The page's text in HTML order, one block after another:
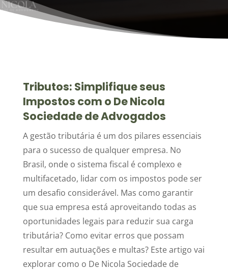
Tributos: Simplifique seus
Impostos com o De Nicola
Sociedade de Advogados
A gestão tributária é um dos pilares essenciais
para o sucesso de qualquer empresa. No
Brasil, onde o sistema fiscal é complexo e
multifacetado, lidar com os impostos pode ser
um desafio considerável. Mas como garantir
que sua empresa está aproveitando todas as
oportunidades legais para reduzir sua carga
tributária? Como evitar erros que possam
resultar em autuações e multas? Este artigo vai
explorar como o De Nicola Sociedade de